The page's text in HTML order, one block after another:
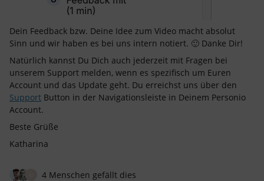
Dein Feedback bzw. Deine Idee zum Video macht absolut
Sinn und wir haben es bei uns intern notiert. 🙂 Danke Dir!
Natürlich kannst Du Dich auch jederzeit mit Fragen bei
unserem Support melden, wenn es spezifisch um Euren
Account und das Update geht. Du erreichst uns über den
Support Button in der Navigationsleiste in Deinem Personio
Account.
Beste Grüße
Katharina
4 Menschen gefällt dies